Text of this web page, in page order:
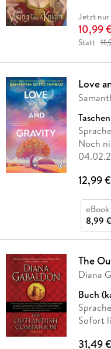
Jetzt nur
10,99 €
Statt
Love
Noch
12,99 €
8,99 €
The
Diana
Buch
Sofort
31,49 €